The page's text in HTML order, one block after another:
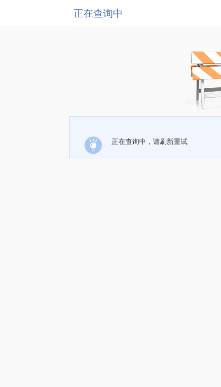
正在查询中
正在查询中，请刷新重试